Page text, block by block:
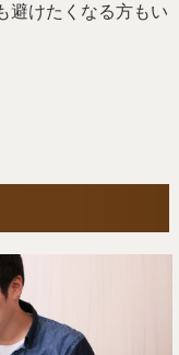
避けたくなる方もい